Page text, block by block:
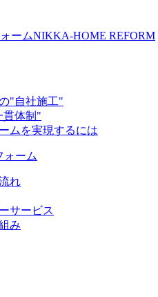
ームNIKKA-HOME REFORM
"自社施工"
貫体制"
ムを実現するには
ォーム
れ
サービス
み